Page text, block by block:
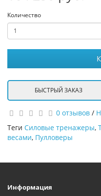
Количество
БЫСТРЫЙ ЗАКАЗ
0 отзывов /
Теги Силовые тренажеры,
весами, Пулловеры
Информация